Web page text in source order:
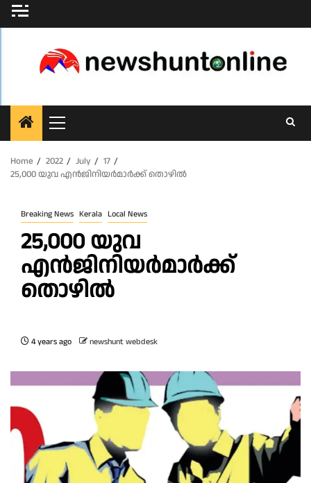
Skip
to
Primary
Menu
Home
2022 July
17
25,000 യുവ എൻജിനിയർമാർക്ക്‌ തൊഴിൽ
Breaking News Kerala Local News
25,000 യുവ
എൻജിനിയർമാർക്ക്‌
തൊഴിൽ
4 years ago newshunt webdesk